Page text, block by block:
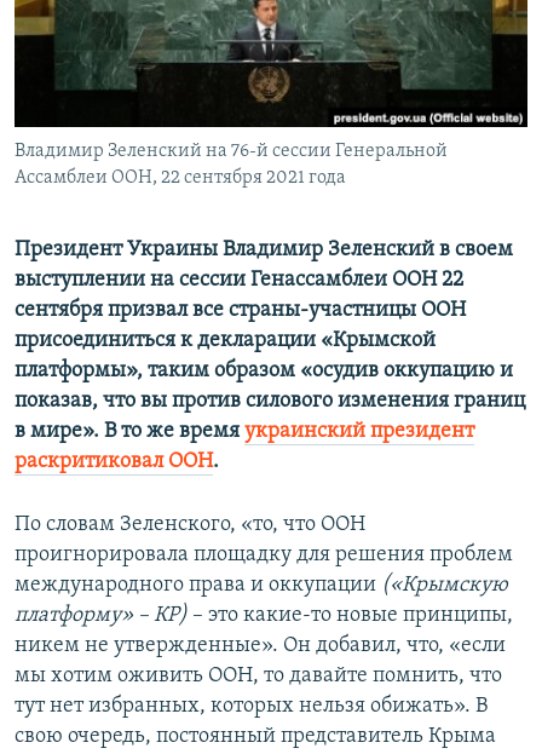
ПОБЕДИТЕЛЕЙ НЕ СУДЯТ?
КРЫМ.НЕПОКОРЕННЫЙ
УКРАИНСКАЯ ПРОБЛЕМА КРЫМА
ПРИСОЕДИНЯЙТЕСЬ!
Все сайты RFE/RL
Владимир Зеленский на 76-й сессии Генеральной
Ассамблеи ООН, 22 сентября 2021 года
Президент Украины Владимир Зеленский в своем
выступлении на сессии Генассамблеи ООН 22
сентября призвал все страны-участницы ООН
присоединиться к декларации «Крымской
платформы», таким образом «осудив оккупацию и
показав, что вы против силового изменения границ
в мире». В то же время украинский президент
раскритиковал ООН.
По словам Зеленского, «то, что ООН
проигнорировала площадку для решения проблем
международного права и оккупации («Крымскую
платформу» – КР) – это какие-то новые принципы,
никем не утвержденные». Он добавил, что, «если
мы хотим оживить ООН, то давайте помнить, что
тут нет избранных, которых нельзя обижать». В
свою очередь, постоянный представитель Крыма